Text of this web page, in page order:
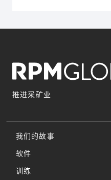
推进采矿业
我们的故事
软件
训练